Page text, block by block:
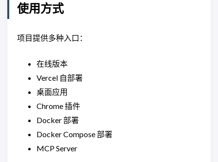
使用方式
项目提供多种入口：
在线版本
Vercel 自部署
桌面应用
Chrome 插件
Docker 部署
Docker Compose 部署
MCP Server